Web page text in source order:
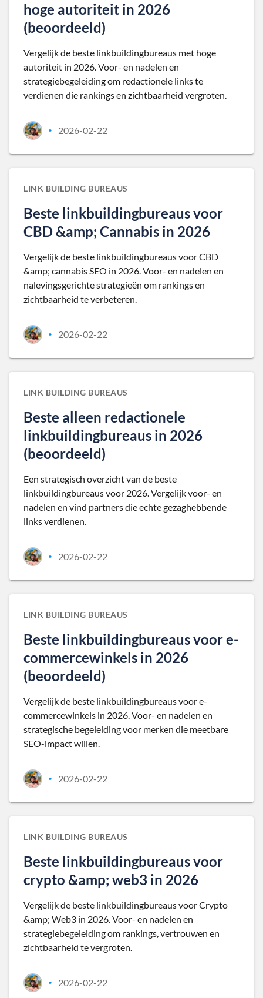
hoge autoriteit in 2026
(beoordeeld)
Vergelijk de beste linkbuildingbureaus met hoge
autoriteit in 2026. Voor- en nadelen en
strategiebegeleiding om redactionele links te
verdienen die rankings en zichtbaarheid vergroten.
• 2026-02-22
LINK BUILDING BUREAUS
Beste linkbuildingbureaus voor
CBD &amp; Cannabis in 2026
Vergelijk de beste linkbuildingbureaus voor CBD
&amp; cannabis SEO in 2026. Voor- en nadelen en
nalevingsgerichte strategieën om rankings en
zichtbaarheid te verbeteren.
• 2026-02-22
LINK BUILDING BUREAUS
Beste alleen redactionele
linkbuildingbureaus in 2026
(beoordeeld)
Een strategisch overzicht van de beste
linkbuildingbureaus voor 2026. Vergelijk voor- en
nadelen en vind partners die echte gezaghebbende
links verdienen.
• 2026-02-22
LINK BUILDING BUREAUS
Beste linkbuildingbureaus voor e-
commercewinkels in 2026
(beoordeeld)
Vergelijk de beste linkbuildingbureaus voor e-
commercewinkels in 2026. Voor- en nadelen en
strategische begeleiding voor merken die meetbare
SEO-impact willen.
• 2026-02-22
LINK BUILDING BUREAUS
Beste linkbuildingbureaus voor
crypto &amp; web3 in 2026
Vergelijk de beste linkbuildingbureaus voor Crypto
&amp; Web3 in 2026. Voor- en nadelen en
strategiebegeleiding om rankings, vertrouwen en
zichtbaarheid te vergroten.
• 2026-02-22